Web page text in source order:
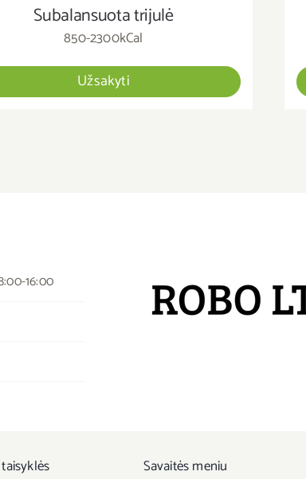
Subalansuota trijulė
850-2300kCal
Užsakyti
16:00
Savaitės meniu